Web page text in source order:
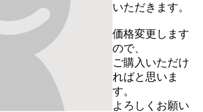
いただきます。
価格変更します
ので、
ご購入いただけ
ればと思いま
す。
よろしくお願い